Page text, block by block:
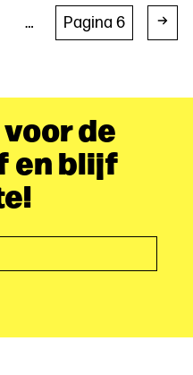
… Pagina 6
de
en blijf